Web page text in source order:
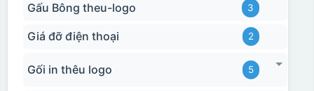
Gấu Bông theu-logo 3
Giá đỡ điện thoại 2
Gối in thêu logo 5